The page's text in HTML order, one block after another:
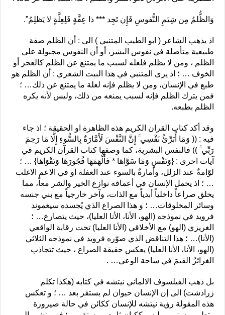
وَالظُّلمُ مِن شِيَمِ النُّفوسِ فَإِن تَجِد *** ذا عِفَّةٍ فَلِعِلَّةٍ لا يَظلِمُ”.
اذ يذهب الشاعر ( ابو الطيب المتنبي ) الى : أن الظلم صفة
طبيعية متأصلة في نفوس البشر، أو أن النفوس مجبولة على
الظلم ، ومن لا يظلم فلعله لسبب ما يمتنع عن الظلم كالعجز أو
الخوف … ؛ اذ يرى المتنبي في هذا البيت الشعري : أن الظلم هو
طبع في الإنسان، ومن لا يظلم فإنه لعلة ما يمتنع عن ذلك… ؛
فمن يترك الظلم فإنه لسبب يمنعه من ذلك، وليس لأنه يكره
الظلم بطبعه.
وقد أكد كتاب القران الكريم هذه الظاهرة او الحقيقة ؛ اذ جاء
فيه : (( وَمَا أُبَرِّئُ نَفْسِي ۚ إِنَّ النَّفْسَ لَأَمَّارَةٌ بِالسُّوءِ إِلَّا مَا رَحِمَ
رَبِّي ۚ )) فالنفس البشرية، كما وصفها كتاب القرآن الكريم في
آيات اخرى : {وَنَفْسٍ وَمَا سَوَّاهَا * فَأَلْهَمَهَا فُجُورَهَا وَتَقْوَاهَا} … ؛
لوّامةٌ عند الزلل، وأمارةٌ بالسوء عند الغفلة او في الاعم الاغلب
… ؛ اذ يحمل الإنسان في أعماقه نوازع الخير والشر معاً، مما
يخلق صراعاً داخلياً أبدياً مع الذات، وآخر خارجياً مع بني جنسه
وسائر المخلوقات… ؛ و هذا الصراع الذي يُجسده سيغموند
فرويد في نموذجه (الهو، الأنا، الأنا العليا)، حيث يتصارع… ؛
الغريزي (الهو) مع الأخلاقي (الأنا العليا) تحت رقابة الواقعي
(الأنا)… ؛ هذا التناقض الذي صوّره فرويد في نموذجه الثلاثي
(الهو، الأنا، الأنا العليا) يعكس حقيقة الصراع ، حيث تتجاذب
الغرائزُ القيمَ في ساحة الوعي… .
بل ذهب الفيلسوف الالماني نيتشه في كتابه (هكذا تكلم
زرادشت) الى إن الإنسان حيوان لم يستقر بعد … ؛ و تعكس
هذه المقولة رؤية نيتشه للإنسان ككائن في حالة صيرورة